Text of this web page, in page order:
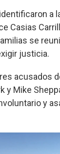
a
Casias
se
justicia.
acusados
y Mike
y